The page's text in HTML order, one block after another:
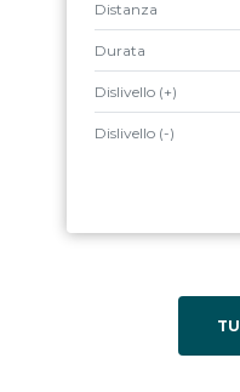
Distanza
Durata
Dislivello (+)
Dislivello (-)